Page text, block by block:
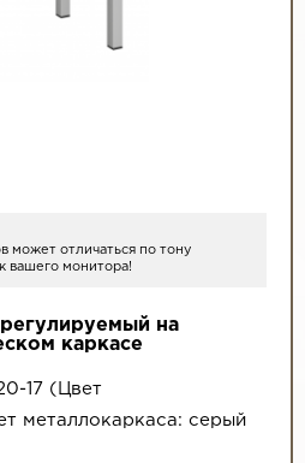
может отличаться по тону
вашего монитора!
на
каркасе
17 (
Цвет
металлокаркаса: серый